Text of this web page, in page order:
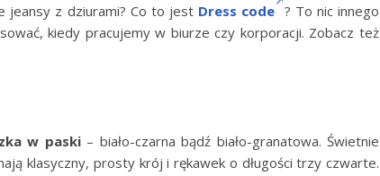
jeansy z dziurami? Co to jest Dress code ? To nic innego
kiedy pracujemy w biurze czy korporacji. Zobacz też
w paski– biało-czarna bądź biało-granatowa. Świetnie
klasyczny, prosty krój i rękawek o długości trzy czwarte.